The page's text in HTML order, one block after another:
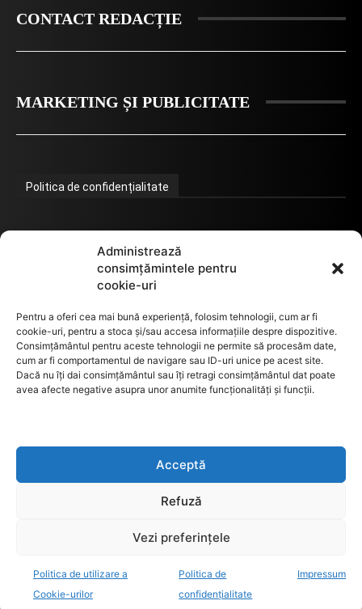
Administrează
consimțămintele pentru
cookie-uri
Pentru a oferi cea mai bună experiență, folosim tehnologii, cum ar fi
cookie-uri, pentru a stoca și/sau accesa informațiile despre dispozitive.
Consimțământul pentru aceste tehnologii ne permite să procesăm date,
cum ar fi comportamentul de navigare sau ID-uri unice pe acest site.
Dacă nu îți dai consimțământul sau îți retragi consimțământul dat poate
avea afecte negative asupra unor anumite funcționalități și funcții.
Acceptă
Refuză
Vezi preferințele
Politica de utilizare a
Cookie-urilor
Politica de
confidențialitate
Impressum
CONTACT REDACȚIE
MARKETING ȘI PUBLICITATE
Politica de confidențialitate
Termeni de utilizare
GDPR
Anunturi de licitații
decisiv.ro - anchete, investigatii, evenimente, opinii